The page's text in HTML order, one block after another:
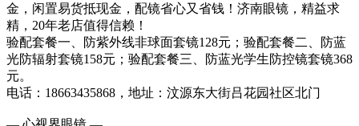
金，闲置易货抵现金，配镜省心又省钱！济南眼镜，精益求
精，20年老店值得信赖！
验配套餐一、防紫外线非球面套镜128元；验配套餐二、防蓝
光防辐射套镜158元；验配套餐三、防蓝光学生防控镜套镜368
元。
电话：18663435868，地址：汶源东大街吕花园社区北门